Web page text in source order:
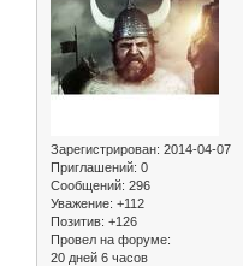
Зарегистрирован: 2014-04-07
Приглашений: 0
Сообщений: 296
Уважение: +112
Позитив: +126
Провел на форуме:
20 дней 6 часов